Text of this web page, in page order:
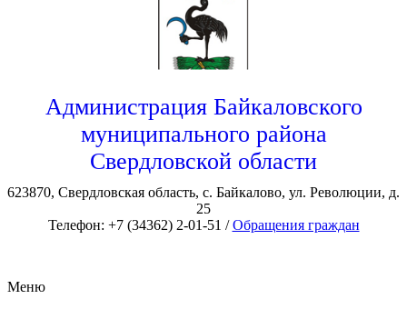
Администрация Байкаловского
муниципального района
Свердловской области
623870, Свердловская область, с. Байкалово, ул. Революции, д.
25
Телефон: +7 (34362) 2-01-51 /Обращения граждан
Меню